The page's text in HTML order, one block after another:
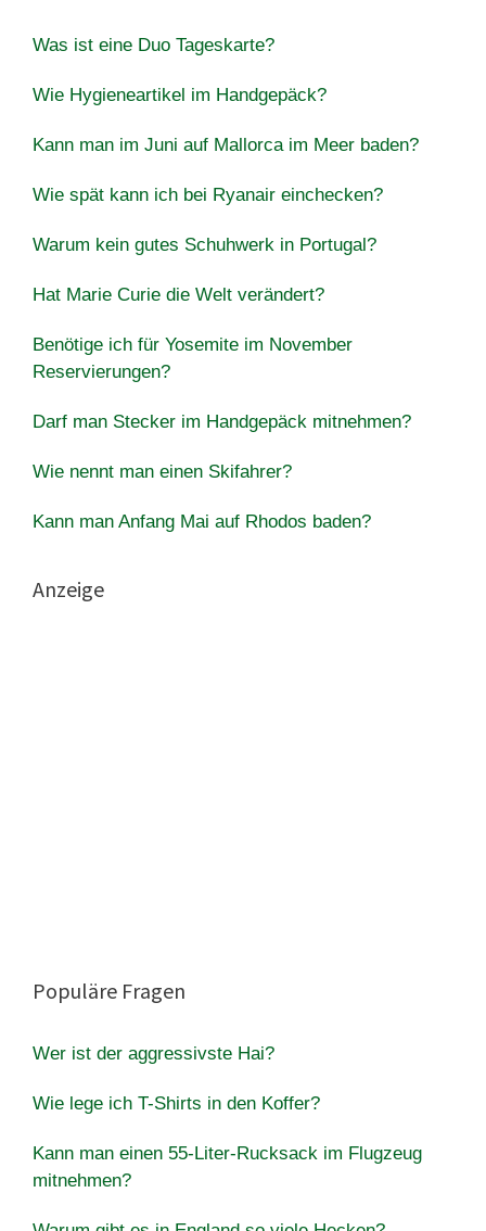
Was ist eine Duo Tageskarte?
Wie Hygieneartikel im Handgepäck?
Kann man im Juni auf Mallorca im Meer baden?
Wie spät kann ich bei Ryanair einchecken?
Warum kein gutes Schuhwerk in Portugal?
Hat Marie Curie die Welt verändert?
Benötige ich für Yosemite im November
Reservierungen?
Darf man Stecker im Handgepäck mitnehmen?
Wie nennt man einen Skifahrer?
Kann man Anfang Mai auf Rhodos baden?
Anzeige
Populäre Fragen
Wer ist der aggressivste Hai?
Wie lege ich T-Shirts in den Koffer?
Kann man einen 55-Liter-Rucksack im Flugzeug
mitnehmen?